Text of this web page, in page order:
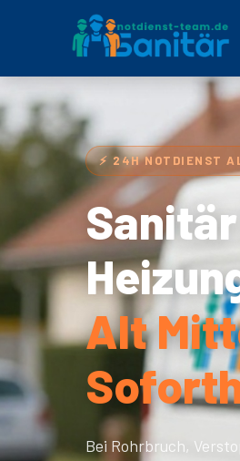
⚡ 24H NOTDIENST
Alt
Bei Rohrbruch,